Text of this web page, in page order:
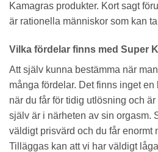
Kamagras produkter. Kort sagt
är rationella människor som kan
Vilka fördelar finns med Super
Att själv kunna bestämma när
många fördelar. Det finns inget en
när du får för tidig utlösning och
själv är i närheten av sin orgasm.
väldigt prisvärd och du får enormt
Tilläggas kan att vi har väldigt